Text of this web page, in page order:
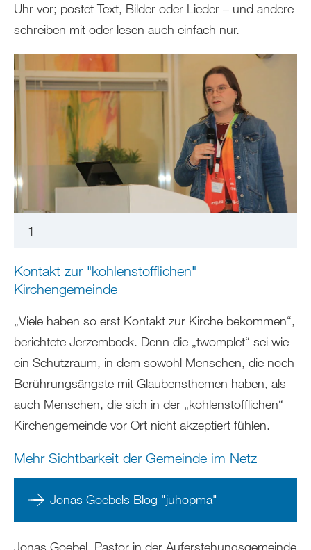
Uhr vor; postet Text, Bilder oder Lieder – und andere
schreiben mit oder lesen auch einfach nur.
1
Kontakt zur "kohlenstofflichen"
Kirchengemeinde
„Viele haben so erst Kontakt zur Kirche bekommen“,
berichtete Jerzembeck. Denn die „twomplet“ sei wie
ein Schutzraum, in dem sowohl Menschen, die noch
Berührungsängste mit Glaubensthemen haben, als
auch Menschen, die sich in der „kohlenstofflichen“
Kirchengemeinde vor Ort nicht akzeptiert fühlen.
Mehr Sichtbarkeit der Gemeinde im Netz
Jonas Goebels Blog "juhopma"
Jonas Goebel, Pastor in der Auferstehungsgemeinde